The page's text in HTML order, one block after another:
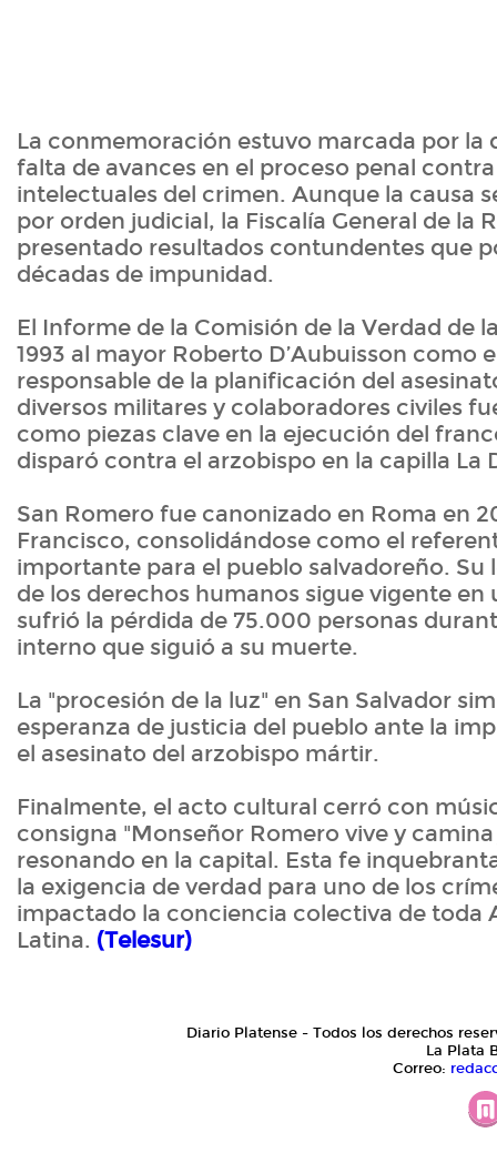
La conmemoración estuvo marcada por la
falta de avances en el proceso penal
intelectuales del crimen. Aunque la causa
por orden judicial, la Fiscalía General de la
presentado resultados contundentes que
décadas de impunidad.
El Informe de la Comisión de la Verdad de
1993 al mayor Roberto D’Aubuisson como
responsable de la planificación del
diversos militares y colaboradores civiles
como piezas clave en la ejecución del
disparó contra el arzobispo en la capilla La
San Romero fue canonizado en Roma en
Francisco, consolidándose como el
importante para el pueblo salvadoreño. Su
de los derechos humanos sigue vigente en
sufrió la pérdida de 75.000 personas
interno que siguió a su muerte.
La "procesión de la luz" en San Salvador
esperanza de justicia del pueblo ante la
el asesinato del arzobispo mártir.
Finalmente, el acto cultural cerró con
consigna "Monseñor Romero vive y
resonando en la capital. Esta fe
la exigencia de verdad para uno de los
impactado la conciencia colectiva de toda
Latina. (Telesur)
Diario Platense - Todos los derechos
La Plata
Correo: